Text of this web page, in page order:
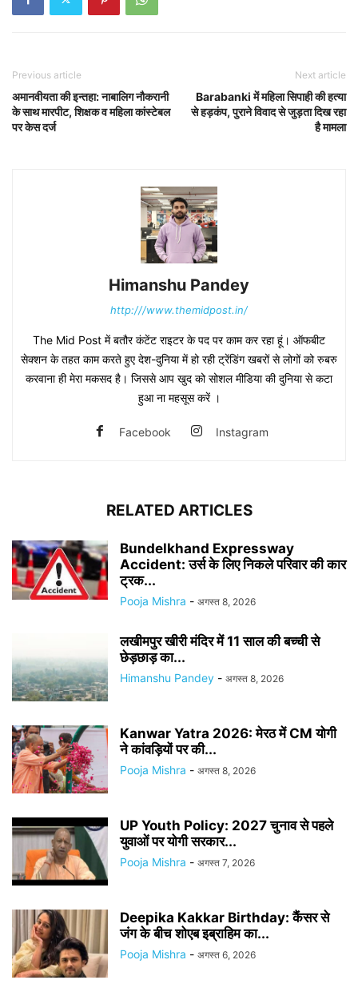
Previous article
अमानवीयता की इन्तहा: नाबालिग नौकरानी
के साथ मारपीट, शिक्षक व महिला कांस्टेबल
पर केस दर्ज
Next article
Barabanki में महिला सिपाही की हत्या
से हड़कंप, पुराने विवाद से जुड़ता दिख रहा
है मामला
Himanshu Pandey
http:///www.themidpost.in/
The Mid Post में बतौर कंटेंट राइटर के पद पर काम कर रहा हूं। ऑफबीट
सेक्शन के तहत काम करते हुए देश-दुनिया में हो रही ट्रेंडिंग खबरों से लोगों को रुबरु
करवाना ही मेरा मकसद है। जिससे आप खुद को सोशल मीडिया की दुनिया से कटा
हुआ ना महसूस करें ।
Facebook Instagram
RELATED ARTICLES
Bundelkhand Expressway
Accident: उर्स के लिए निकले परिवार की कार
ट्रक...
Pooja Mishra - अगस्त 8, 2026
लखीमपुर खीरी मंदिर में 11 साल की बच्ची से
छेड़छाड़ का...
Himanshu Pandey - अगस्त 8, 2026
Kanwar Yatra 2026: मेरठ में CM योगी
ने कांवड़ियों पर की...
Pooja Mishra - अगस्त 8, 2026
UP Youth Policy: 2027 चुनाव से पहले
युवाओं पर योगी सरकार...
Pooja Mishra - अगस्त 7, 2026
Deepika Kakkar Birthday: कैंसर से
जंग के बीच शोएब इब्राहिम का...
Pooja Mishra - अगस्त 6, 2026